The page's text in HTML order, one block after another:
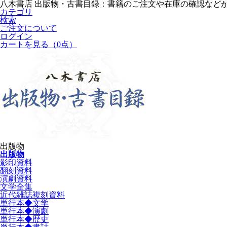
八木書店 出版物・古書目録：書籍のご注文や在庫の確認など
カテゴリ
検索
ご注文について
ログイン
カートを見る
（0点）
出版物
出版物
影印資料
翻刻資料
演劇資料
文学全集
近代雑誌複刻資料
単行本◆文学
単行本◆演劇
単行本◆歴史